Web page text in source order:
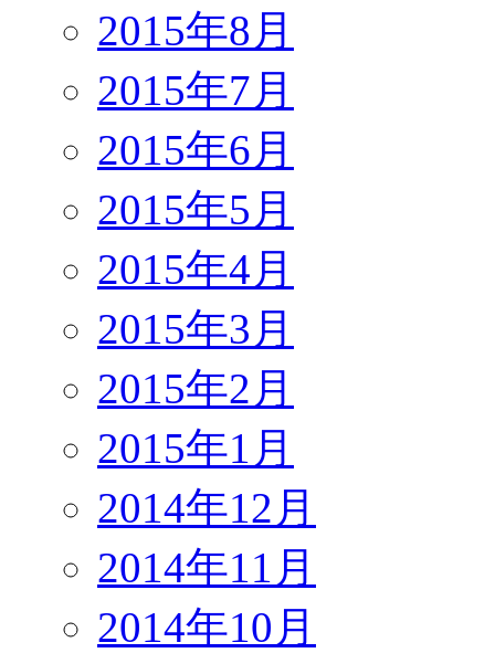
2015年8月
2015年7月
2015年6月
2015年5月
2015年4月
2015年3月
2015年2月
2015年1月
2014年12月
2014年11月
2014年10月